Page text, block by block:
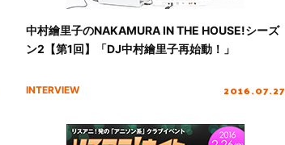
中村繪里子のNAKAMURA IN THE HOUSE!シーズ
ン2【第1回】「DJ中村繪里子再始動！」
INTERVIEW 2016.07.27